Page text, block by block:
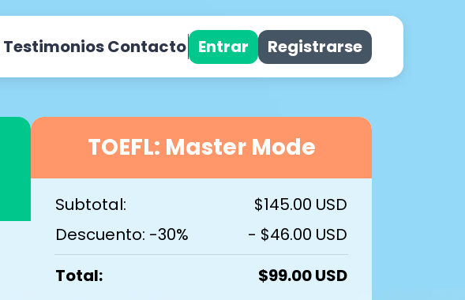
TestimoniosContacto Entrar Registrarse
TOEFL: Master Mode
Subtotal:
$145.00 USD
Descuento: -30%
- $46.00 USD
Total:
$99.00 USD